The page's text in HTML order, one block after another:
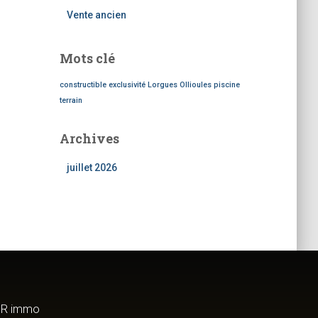
Vente ancien
Mots clé
constructible exclusivité Lorgues Ollioules piscine
terrain
Archives
juillet 2026
immo